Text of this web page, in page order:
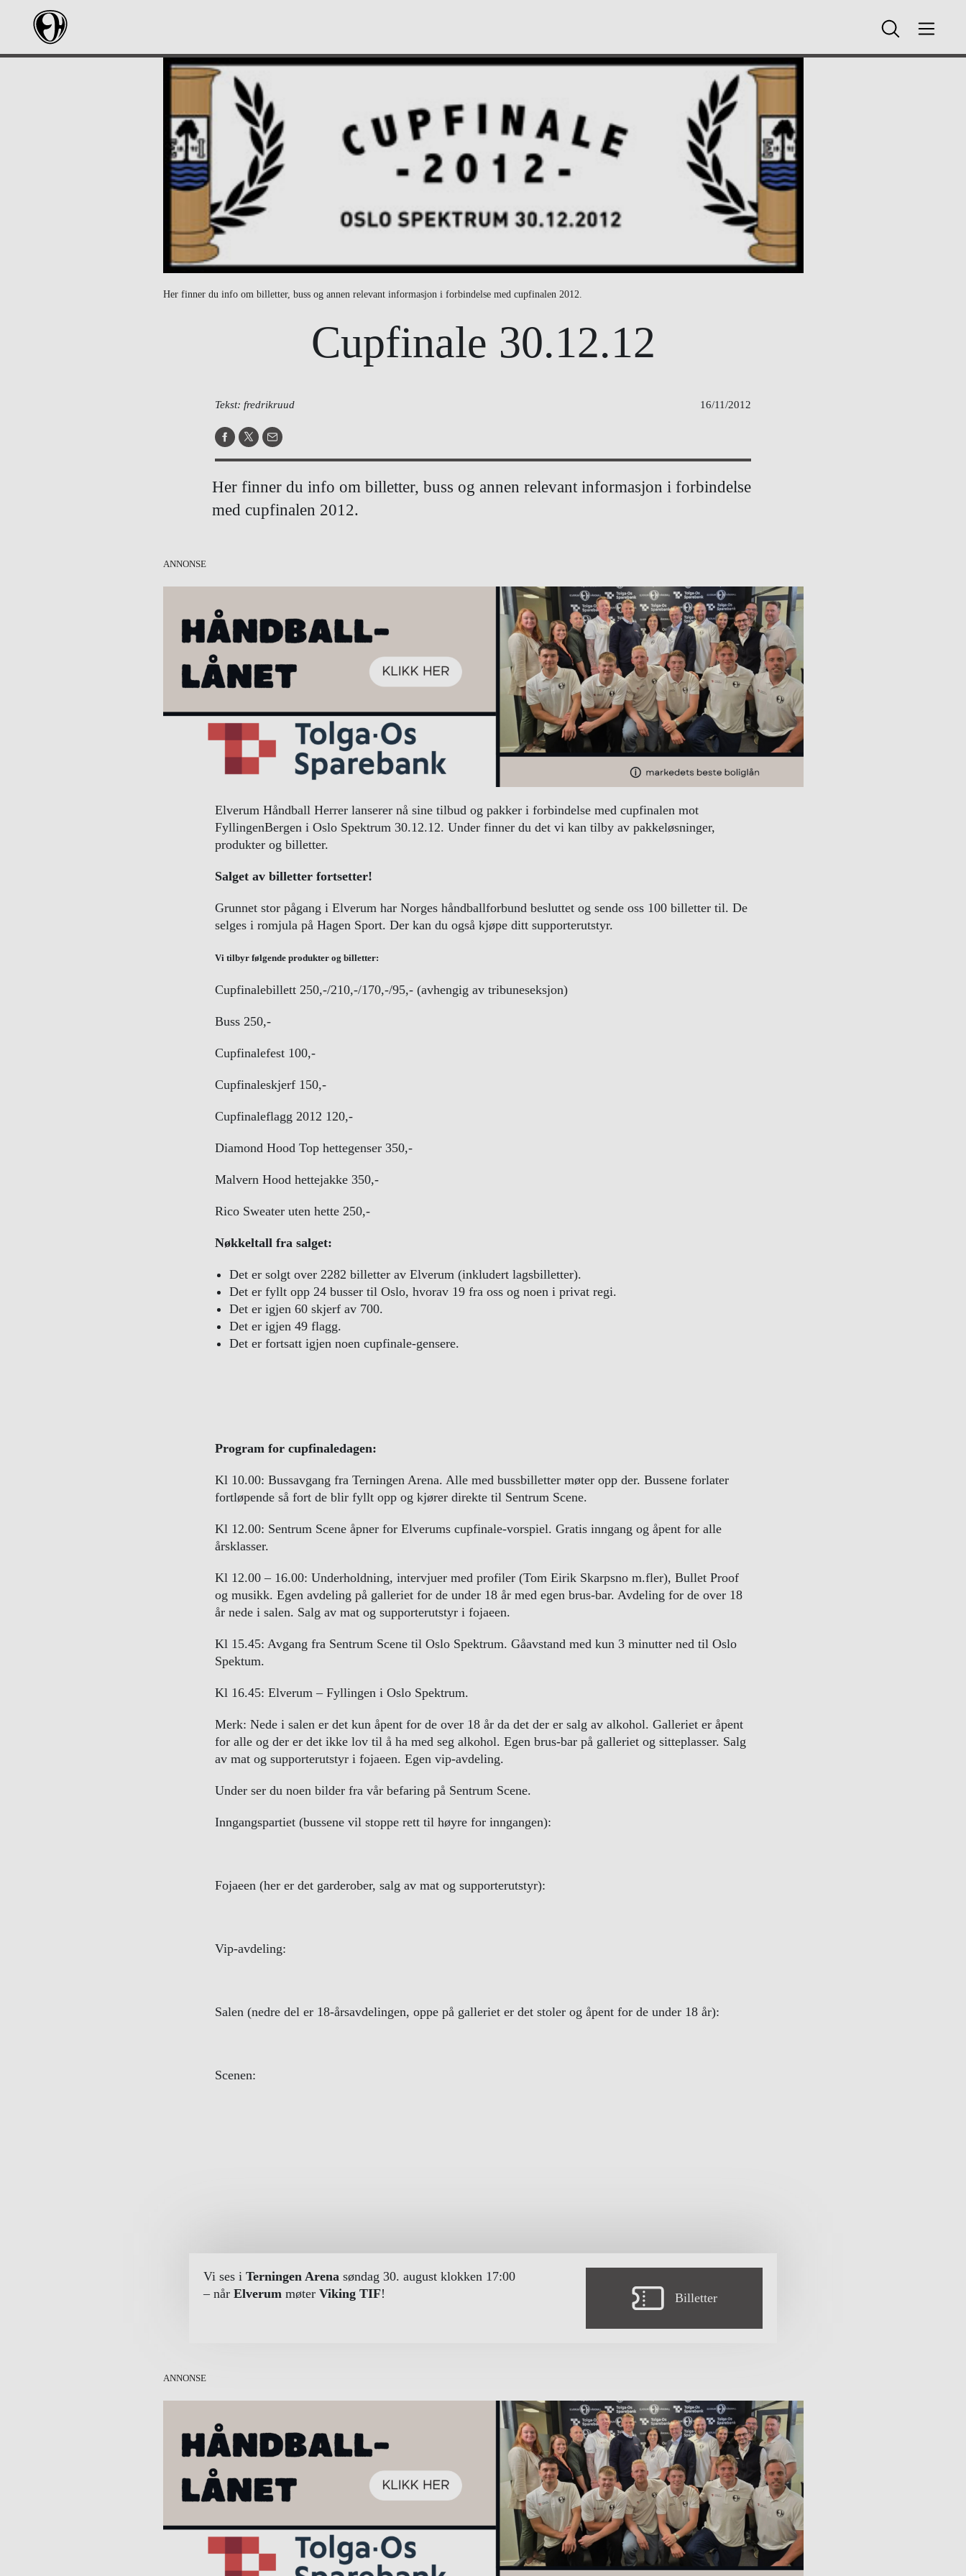
Her finner du info om billetter, buss og annen relevant informasjon i forbindelse med cupfinalen 2012.
Cupfinale 30.12.12
Tekst: fredrikruud 16/11/2012
Her finner du info om billetter, buss og annen relevant informasjon i forbindelse
med cupfinalen 2012.
Elverum Håndball Herrer lanserer nå sine tilbud og pakker i forbindelse med cupfinalen mot
FyllingenBergen i Oslo Spektrum 30.12.12. Under finner du det vi kan tilby av pakkeløsninger,
produkter og billetter.
Salget av billetter fortsetter!
Grunnet stor pågang i Elverum har Norges håndballforbund besluttet og sende oss 100 billetter til. De
selges i romjula på Hagen Sport. Der kan du også kjøpe ditt supporterutstyr.
Vi tilbyr følgende produkter og billetter:
Cupfinalebillett 250,-/210,-/170,-/95,- (avhengig av tribuneseksjon)
Buss 250,-
Cupfinalefest 100,-
Cupfinaleskjerf 150,-
Cupfinaleflagg 2012 120,-
Diamond Hood Top hettegenser 350,-
Malvern Hood hettejakke 350,-
Rico Sweater uten hette 250,-
Nøkkeltall fra salget:
Det er solgt over 2282 billetter av Elverum (inkludert lagsbilletter).
Det er fyllt opp 24 busser til Oslo, hvorav 19 fra oss og noen i privat regi.
Det er igjen 60 skjerf av 700.
Det er igjen 49 flagg.
Det er fortsatt igjen noen cupfinale-gensere.
Program for cupfinaledagen:
Kl 10.00: Bussavgang fra Terningen Arena. Alle med bussbilletter møter opp der. Bussene forlater
fortløpende så fort de blir fyllt opp og kjører direkte til Sentrum Scene.
Kl 12.00: Sentrum Scene åpner for Elverums cupfinale-vorspiel. Gratis inngang og åpent for alle
årsklasser.
Kl 12.00 – 16.00: Underholdning, intervjuer med profiler (Tom Eirik Skarpsno m.fler), Bullet Proof
og musikk. Egen avdeling på galleriet for de under 18 år med egen brus-bar. Avdeling for de over 18
år nede i salen. Salg av mat og supporterutstyr i fojaeen.
Kl 15.45: Avgang fra Sentrum Scene til Oslo Spektrum. Gåavstand med kun 3 minutter ned til Oslo
Spektum.
Kl 16.45: Elverum – Fyllingen i Oslo Spektrum.
Merk: Nede i salen er det kun åpent for de over 18 år da det der er salg av alkohol. Galleriet er åpent
for alle og der er det ikke lov til å ha med seg alkohol. Egen brus-bar på galleriet og sitteplasser. Salg
av mat og supporterutstyr i fojaeen. Egen vip-avdeling.
Under ser du noen bilder fra vår befaring på Sentrum Scene.
Inngangspartiet (bussene vil stoppe rett til høyre for inngangen):
Fojaeen (her er det garderober, salg av mat og supporterutstyr):
Vip-avdeling:
Salen (nedre del er 18-årsavdelingen, oppe på galleriet er det stoler og åpent for de under 18 år):
Scenen:
Vi ses i Terningen Arena søndag 30. august klokken 17:00
– når Elverum møter Viking TIF! Billetter